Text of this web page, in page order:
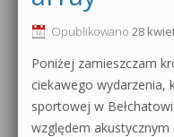
Produkcja muzyczna
Sylenth1 od podstaw
Sound Forge od podstaw
0dB.pl - informacje
Newsletter
Materiały dla mediów
Opublikowano 28
Poniżej zamieszczam
ciekawego wydarzenia,
sportowej w
względem akustycznym